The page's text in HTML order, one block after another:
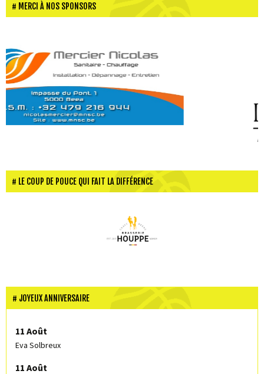
MERCI À NOS SPONSORS
LE COUP DE POUCE QUI FAIT LA DIFFÉRENCE
JOYEUX ANNIVERSAIRE
11 Août
Eva Solbreux
11 Août